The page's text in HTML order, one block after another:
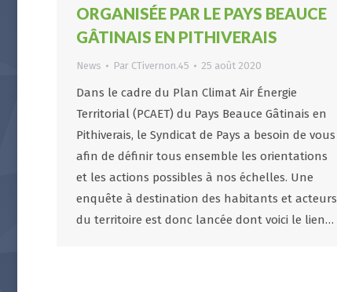
ORGANISÉE PAR LE PAYS BEAUCE
GÂTINAIS EN PITHIVERAIS
News Par CTivernon.45 25 août 2020
Dans le cadre du Plan Climat Air Énergie
Territorial (PCAET) du Pays Beauce Gâtinais en
Pithiverais, le Syndicat de Pays a besoin de vous
afin de définir tous ensemble les orientations
et les actions possibles à nos échelles. Une
enquête à destination des habitants et acteurs
du territoire est donc lancée dont voici le lien…